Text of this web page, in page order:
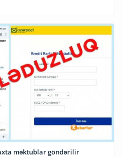
məktublar göndərilir